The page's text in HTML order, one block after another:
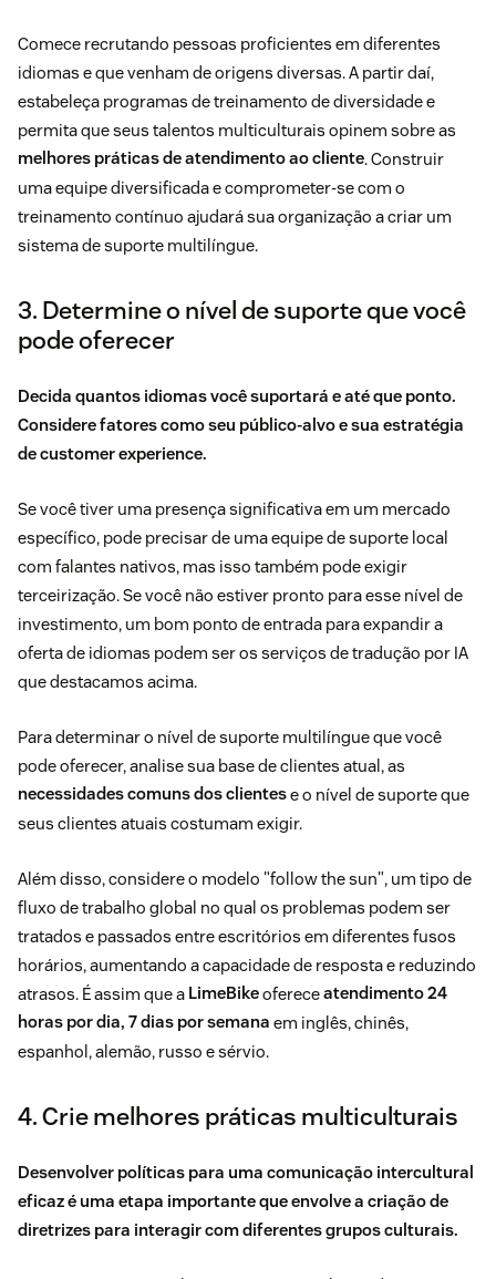
Comece recrutando pessoas proficientes em diferentes
idiomas e que venham de origens diversas. A partir daí,
estabeleça programas de treinamento de diversidade e
permita que seus talentos multiculturais opinem sobre as
melhores práticas de atendimento ao cliente. Construir
uma equipe diversificada e comprometer-se com o
treinamento contínuo ajudará sua organização a criar um
sistema de suporte multilíngue.
3. Determine o nível de suporte que você
pode oferecer
Decida quantos idiomas você suportará e até que ponto.
Considere fatores como seu público-alvo e sua estratégia
de customer experience.
Se você tiver uma presença significativa em um mercado
específico, pode precisar de uma equipe de suporte local
com falantes nativos, mas isso também pode exigir
terceirização. Se você não estiver pronto para esse nível de
investimento, um bom ponto de entrada para expandir a
oferta de idiomas podem ser os serviços de tradução por IA
que destacamos acima.
Para determinar o nível de suporte multilíngue que você
pode oferecer, analise sua base de clientes atual, as
necessidades comuns dos clientese o nível de suporte que
seus clientes atuais costumam exigir.
Além disso, considere o modelo "follow the sun", um tipo de
fluxo de trabalho global no qual os problemas podem ser
tratados e passados entre escritórios em diferentes fusos
horários, aumentando a capacidade de resposta e reduzindo
atrasos. É assim que a LimeBikeofereceatendimento 24
horas por dia, 7 dias por semana em inglês, chinês,
espanhol, alemão, russo e sérvio.
4. Crie melhores práticas multiculturais
Desenvolver políticas para uma comunicação intercultural
eficaz é uma etapa importante que envolve a criação de
diretrizes para interagir com diferentes grupos culturais.